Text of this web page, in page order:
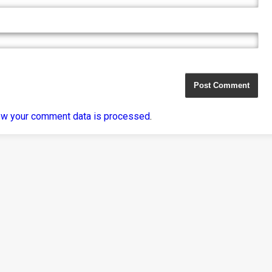
your comment data is processed.